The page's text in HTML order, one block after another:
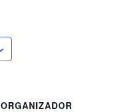
ORGANIZADOR